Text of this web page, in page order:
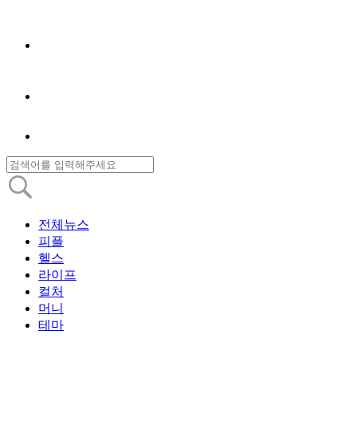
전체뉴스
피플
헬스
라이프
컬처
머니
테마